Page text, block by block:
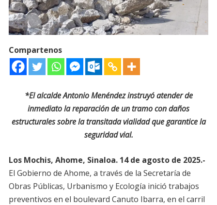
Compartenos
*El alcalde Antonio Menéndez instruyó atender de
inmediato la reparación de un tramo con daños
estructurales sobre la transitada vialidad que garantice la
seguridad vial.
Los Mochis, Ahome, Sinaloa. 14 de agosto de 2025.-
El Gobierno de Ahome, a través de la Secretaría de
Obras Públicas, Urbanismo y Ecología inició trabajos
preventivos en el boulevard Canuto Ibarra, en el carril